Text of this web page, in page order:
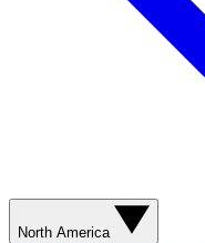
North America